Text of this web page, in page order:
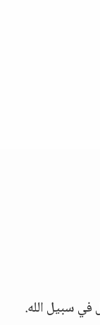
في سبيل الله.